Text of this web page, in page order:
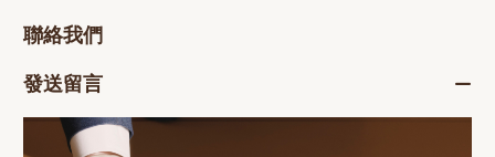
聯絡我們
發送留言